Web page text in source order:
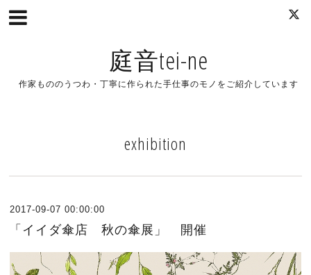
庭音tei-ne
作家もののうつわ・丁寧に作られた手仕事のモノをご紹介しています
exhibition
2017-09-07 00:00:00
「イイダ傘店 秋の傘展」 開催